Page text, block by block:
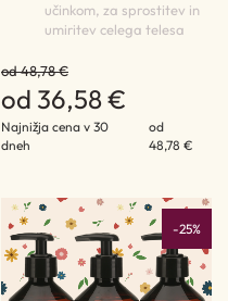
učinkom, za sprostitev in
umiritev celega telesa
od 48,78 €
od 36,58 €
Najnižja cena v 30
dneh
od
48,78 €
-25%